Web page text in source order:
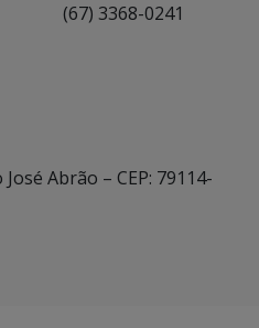
(67) 3368-0241
Abrão – CEP: 79114-